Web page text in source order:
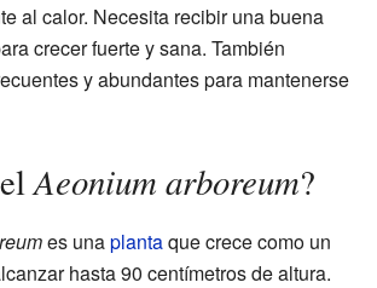
al calor. Necesita recibir una buena
crecer fuerte y sana. También
y abundantes para mantenerse
elAeonium arboreum?
es unaplantaque crece como un
hasta 90 centímetros de altura.